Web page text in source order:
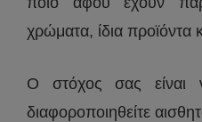
χρώματα, ίδια προϊόντα
Ο στόχος σας είναι
διαφοροποιηθείτε